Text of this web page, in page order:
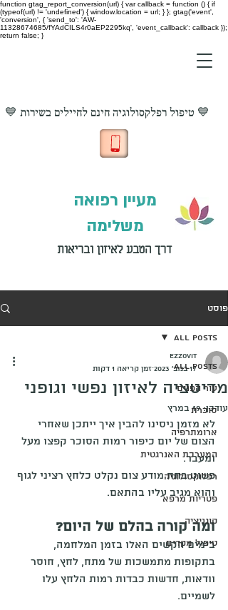
function gtag_report_conversion(url) { var callback = function () { if
(typeof(url) != 'undefined') { window.location = url; } }; gtag('event',
'conversion', { 'send_to': 'AW-
11328674685/fYAdCILS4r0aEP2295kq', 'event_callback': callback });
return false; }
💙 טיפול רפלקסולוגיה חינם לחיילים בשירות 💙
מעיין רפואה
משלימה
דרך הטבע לאיזון ובריאות
פוסט
All Posts
עור הפנים
סוכרת
ארומתרפיה
המערכת האנרגטית
רפלוקסולוגיה
פטריות מרפא
קוגניציה
טיפול מקדים
All Posts
מדיטציה לאיזון נפשי וגופני
ezzovit
17 בנוב׳ 2023
זמן קריאה 1 דקות
עודכן:19 במרץ
לא מזמן ניסינו להבין איך ייתכן שאחרי
הצום של יום כיפור רמות הסוכר קפצו מעל
ומעבר.
פשוט בתת מודע צום נקלט כלחץ רציני לגוף
והוא מגיב עליו בהתאם.
ומה קורה בהלם של היום?
בימים הקשים האלו בזמן המלחמה,
בתקופות מתמשכות של מתח, לחץ, חוסר
וודאות, חדשות כבדות רמות הלחץ עלו
לשמיים.